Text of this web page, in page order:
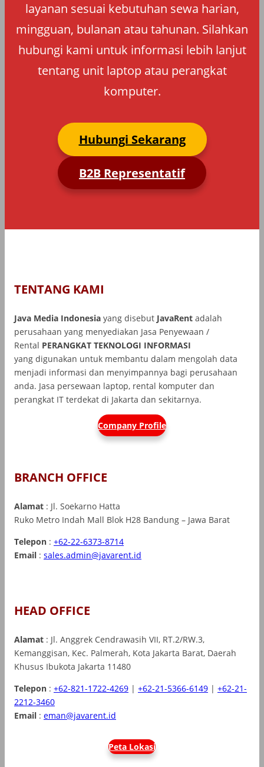
layanan sesuai kebutuhan sewa harian,
mingguan, bulanan atau tahunan. Silahkan
hubungi kami untuk informasi lebih lanjut
tentang unit laptop atau perangkat
komputer.
Hubungi Sekarang
B2B Representatif
TENTANG KAMI
Java Media Indonesia yang disebut JavaRent adalah
perusahaan yang menyediakan Jasa Penyewaan /
Rental PERANGKAT TEKNOLOGI INFORMASI
yang digunakan untuk membantu dalam mengolah data
menjadi informasi dan menyimpannya bagi perusahaan
anda. Jasa persewaan laptop, rental komputer dan
perangkat IT terdekat di Jakarta dan sekitarnya.
Company Profile
BRANCH OFFICE
Alamat : Jl. Soekarno Hatta
Ruko Metro Indah Mall Blok H28 Bandung – Jawa Barat
Telepon : +62-22-6373-8714
Email : sales.admin@javarent.id
HEAD OFFICE
Alamat : Jl. Anggrek Cendrawasih VII, RT.2/RW.3,
Kemanggisan, Kec. Palmerah, Kota Jakarta Barat, Daerah
Khusus Ibukota Jakarta 11480
Telepon : +62-821-1722-4269 | +62-21-5366-6149 | +62-21-
2212-3460
Email : eman@javarent.id
Peta Lokasi